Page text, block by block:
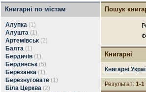
Книгарні по містам
Алупка (1)
Алушта (1)
Артемівськ (2)
Балта (1)
Бердичів (1)
Бердянськ (5)
Березанка (1)
Березнуговате (1)
Біла Церква (2)
Пошук
Книгарні
Книгарні
Результат: 1-1